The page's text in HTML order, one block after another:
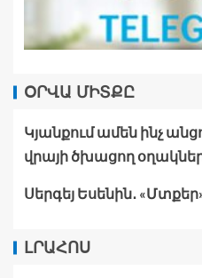
ՕՐՎԱ ՄԻՏՔԸ
Կյանքում ամեն ինչ
վրայի ծխացող
Սերգեյ Եսենին․
ԼՐԱՀՈՍ